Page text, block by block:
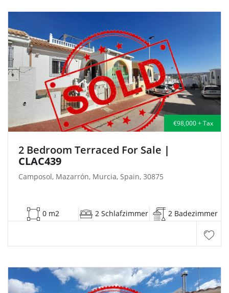
€98,000 + Tax
2 Bedroom Terraced For Sale |
CLAC439
Camposol, Mazarrón, Murcia, Spain, 30875
0 m2 2 Schlafzimmer 2 Badezimmer